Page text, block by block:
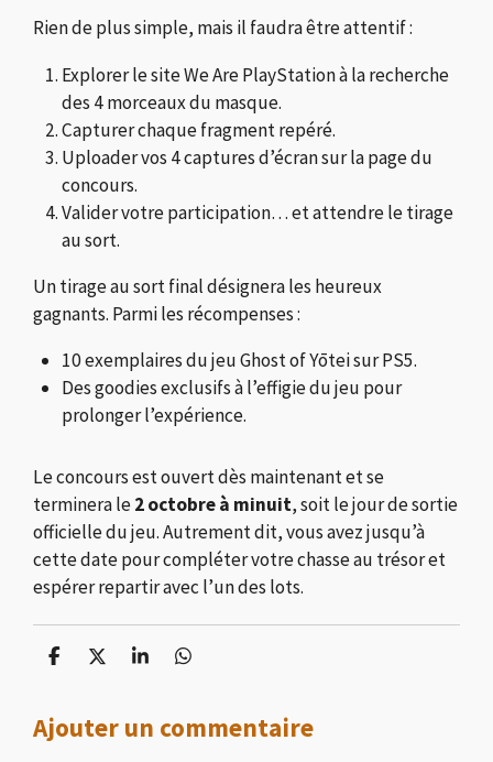
Rien de plus simple, mais il faudra être attentif :
Explorer le site We Are PlayStation à la recherche
des 4 morceaux du masque.
Capturer chaque fragment repéré.
Uploader vos 4 captures d’écran sur la page du
concours.
Valider votre participation… et attendre le tirage
au sort.
Un tirage au sort final désignera les heureux
gagnants. Parmi les récompenses :
10 exemplaires du jeu Ghost of Yōtei sur PS5.
Des goodies exclusifs à l’effigie du jeu pour
prolonger l’expérience.
Le concours est ouvert dès maintenant et se
terminera le2 octobre à minuit, soit le jour de sortie
officielle du jeu. Autrement dit, vous avez jusqu’à
cette date pour compléter votre chasse au trésor et
espérer repartir avec l’un des lots.
P
t
a
P
t
a
P
t
a
P
t
a
Ajouter un commentaire